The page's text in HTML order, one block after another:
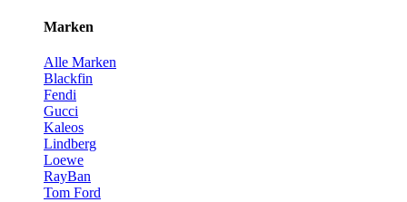
Marken
Alle Marken
Blackfin
Fendi
Gucci
Kaleos
Lindberg
Loewe
RayBan
Tom Ford